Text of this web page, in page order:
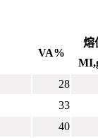
VA%
熔
28
33
40